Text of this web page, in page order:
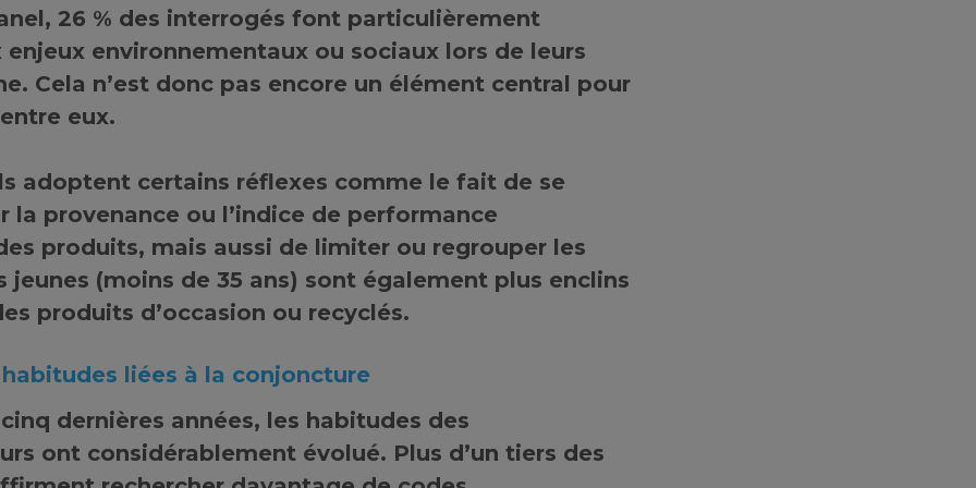
26 % des interrogés font particulièrement
environnementaux ou sociaux lors de leurs
. Cela n’est donc pas encore un élément central pour
eux.
adoptent certains réflexes comme le fait de se
la provenance ou l’indice de performance
produits, mais aussi de limiter ou regrouper les
jeunes (moins de 35 ans) sont également plus enclins
produits d’occasion ou recyclés.
liées à la conjoncture
dernières années, les habitudes des
ont considérablement évolué. Plus d’un tiers des